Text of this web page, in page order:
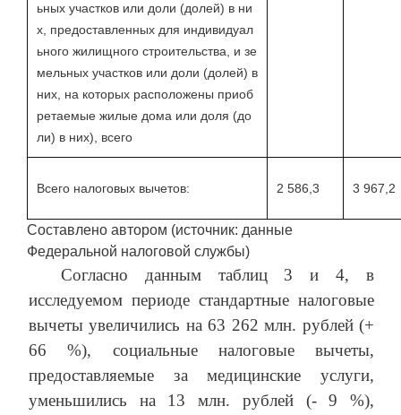
ьных участков или доли (долей) в ни
х, предоставленных для индивидуал
ьного жилищного строительства, и зе
мельных участков или доли (долей) в
них, на которых расположены приоб
ретаемые жилые дома или доля (до
ли) в них), всего
Всего налоговых вычетов: 2 586,3 3 967,2
Составлено автором (источник: данные
Федеральной налоговой службы)
Согласно данным таблиц 3 и 4, в
исследуемом периоде стандартные налоговые
вычеты увеличились на 63 262 млн. рублей (+
66 %), социальные налоговые вычеты,
предоставляемые за медицинские услуги,
уменьшились на 13 млн. рублей (- 9 %),